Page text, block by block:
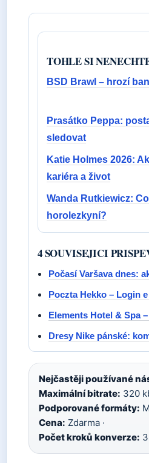
TOHLE SI
BSD Brawl – hrozí
Prasátko Peppa:
sledovat
Katie Holmes 2026:
kariéra a život
Wanda Rutkiewicz:
horolezkyní?
4 SOUVISEJICI
Počasí Varšava dnes:
Poczta Hekko – Login
Elements Hotel & Spa
Dresy Nike pánské:
Nejčastěji používané
Maximální bitrate: 320
Podporované formáty:
Cena: Zdarma ·
Počet kroků konverze: 3